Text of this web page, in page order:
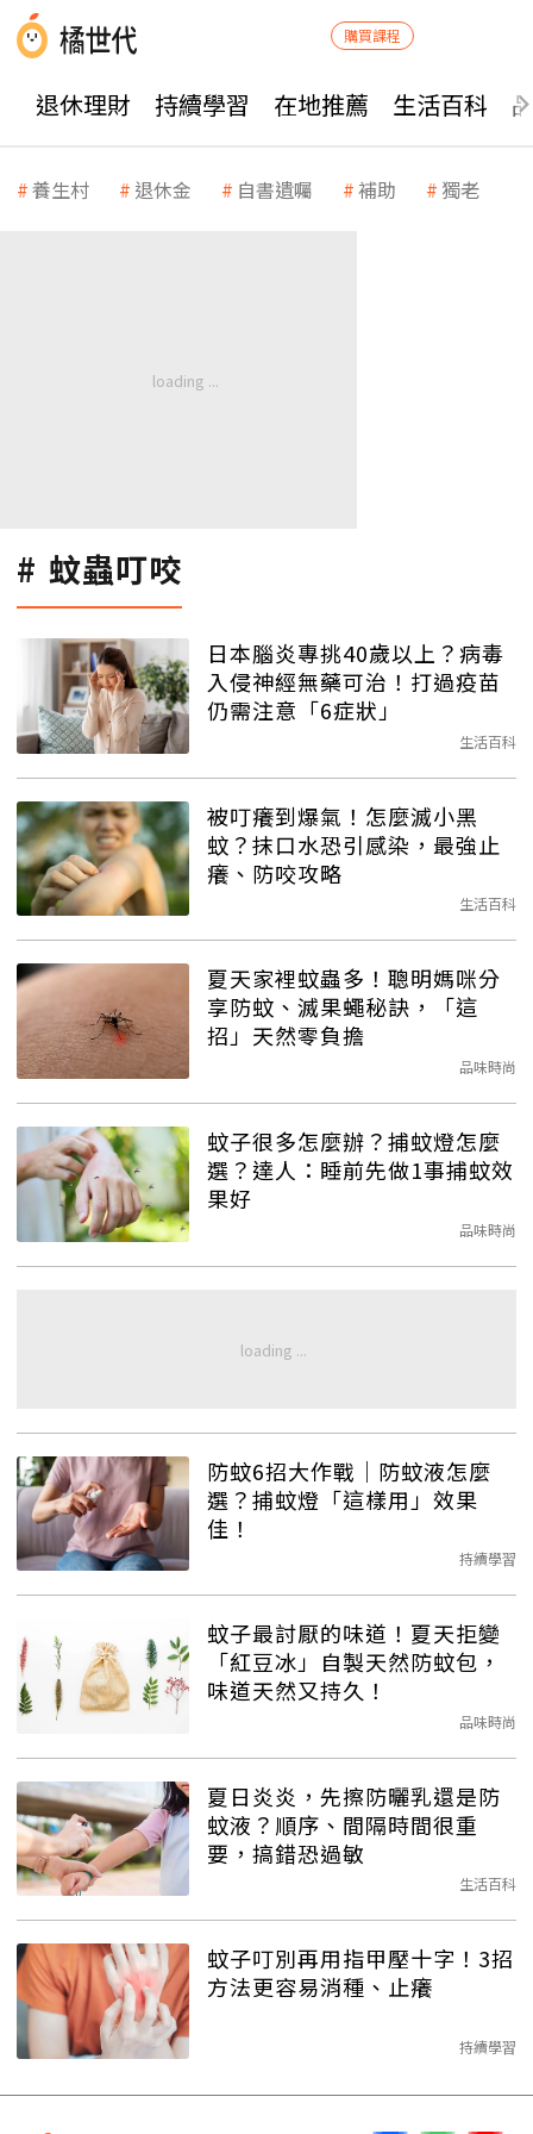
購買課程
退休理財 持續學習 在地推薦 生活百科
養生村 退休金 自書遺囑 補助 獨老
蚊蟲叮咬
日本腦炎專挑40歲以上？病毒
入侵神經無藥可治！打過疫苗
仍需注意「6症狀」
生活百科
被叮癢到爆氣！怎麼滅小黑
蚊？抹口水恐引感染，最強止
癢、防咬攻略
生活百科
夏天家裡蚊蟲多！聰明媽咪分
享防蚊、滅果蠅秘訣，「這
招」天然零負擔
品味時尚
蚊子很多怎麼辦？捕蚊燈怎麼
選？達人：睡前先做1事捕蚊效
果好
品味時尚
防蚊6招大作戰｜防蚊液怎麼
選？捕蚊燈「這樣用」效果
佳！
持續學習
蚊子最討厭的味道！夏天拒變
「紅豆冰」自製天然防蚊包，
味道天然又持久！
品味時尚
夏日炎炎，先擦防曬乳還是防
蚊液？順序、間隔時間很重
要，搞錯恐過敏
生活百科
蚊子叮別再用指甲壓十字！3招
方法更容易消種、止癢
持續學習